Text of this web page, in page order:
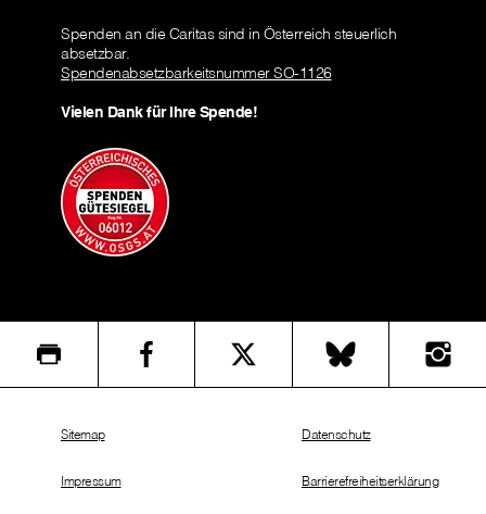
Spenden an die Caritas sind in Österreich steuerlich
absetzbar.
Spendenabsetzbarkeitsnummer SO-1126
Vielen Dank für Ihre Spende!
Sitemap
Impressum
Datenschutz
Barrierefreiheitserklärung